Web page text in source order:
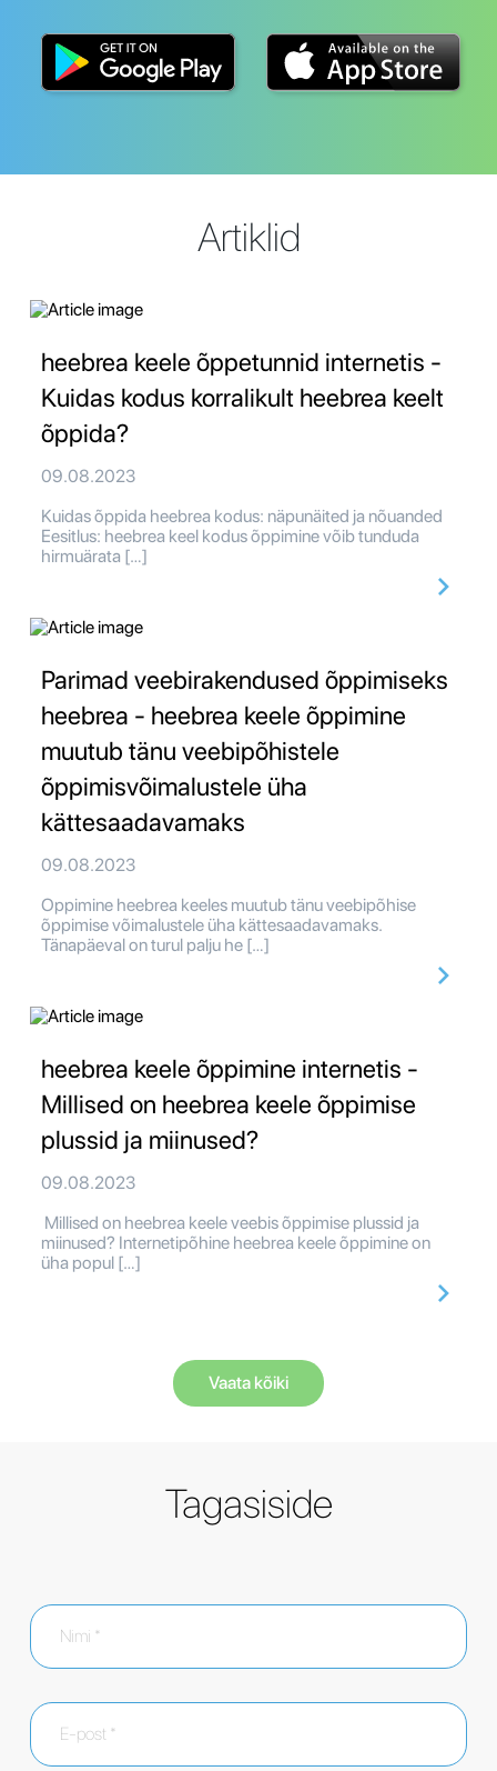
Artiklid
heebrea keele õppetunnid internetis -
Kuidas kodus korralikult heebrea keelt
õppida?
09.08.2023
Kuidas õppida heebrea kodus: näpunäited ja nõuanded
Eesitlus: heebrea keel kodus õppimine võib tunduda
hirmuärata […]
Parimad veebirakendused õppimiseks
heebrea - heebrea keele õppimine
muutub tänu veebipõhistele
õppimisvõimalustele üha
kättesaadavamaks
09.08.2023
Oppimine heebrea keeles muutub tänu veebipõhise
õppimise võimalustele üha kättesaadavamaks.
Tänapäeval on turul palju he […]
heebrea keele õppimine internetis -
Millised on heebrea keele õppimise
plussid ja miinused?
09.08.2023
Millised on heebrea keele veebis õppimise plussid ja
miinused? Internetipõhine heebrea keele õppimine on
üha popul […]
Vaata kõiki
Tagasiside